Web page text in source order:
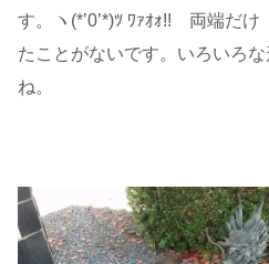
す。ヽ(*’0’*)ﾂ ﾜｧｵｫ!! 両端だ
たことがないです。いろいろ
ね。